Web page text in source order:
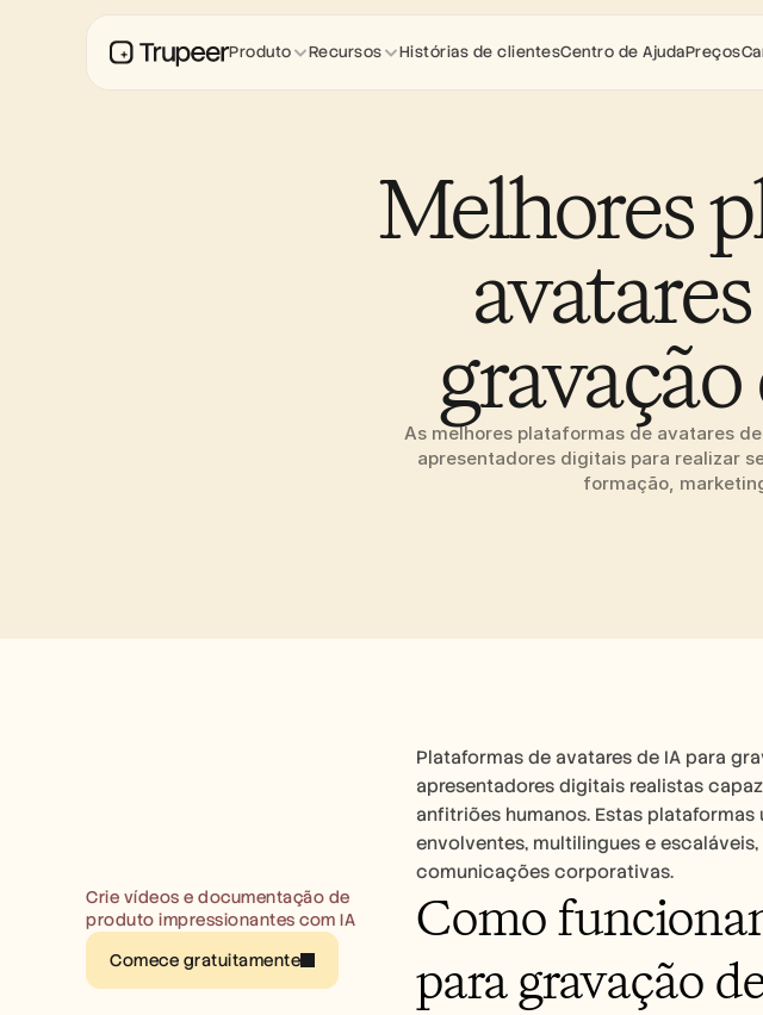
Melhores
As melhores plataformas de avatares
apresentadores digitais para realizar
formação,
Crie vídeos e documentação de
produto impressionantes com IA
Comece gratuitamente
Plataformas de avatares de IA para
apresentadores digitais realistas
anfitriões humanos. Estas
envolventes, multilingues e
comunicações corporativas.
Como
para gravação
Produto Recursos Histórias de clientesCentro de AjudaPreços